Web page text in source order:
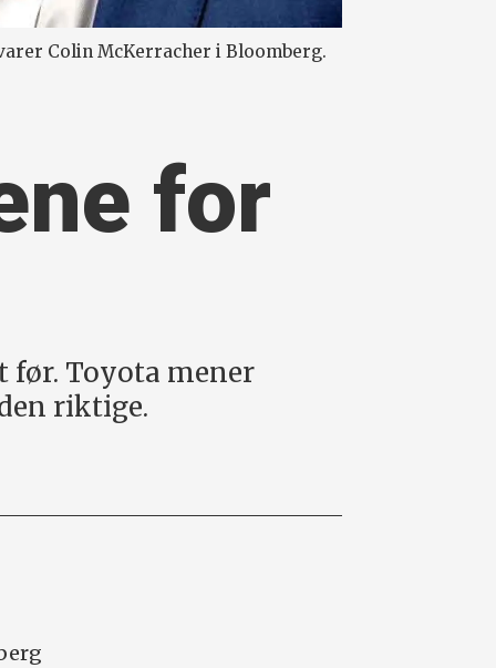
Colin McKerracher i Bloomberg.
for
før. Toyota mener
riktige.